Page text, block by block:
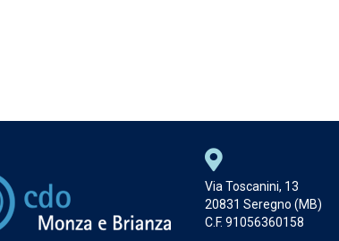
Via Toscanini, 13
20831 Seregno (MB)
C.F. 91056360158